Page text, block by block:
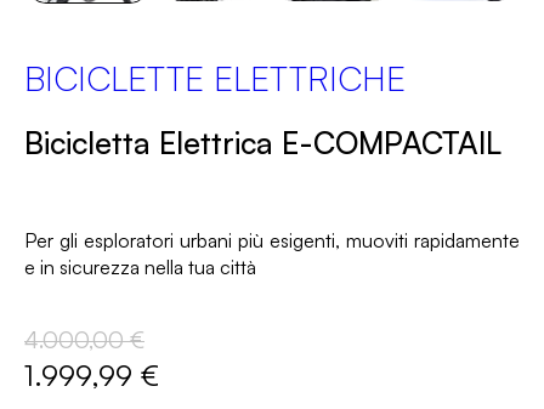
BICICLETTE ELETTRICHE
Bicicletta Elettrica E-COMPACTAIL
Per gli esploratori urbani più esigenti, muoviti rapidamente
e in sicurezza nella tua città
4.000,00 €
1.999,99 €